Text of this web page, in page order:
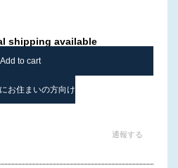
shipping available
Add to cart
お住まいの方向け
通報する